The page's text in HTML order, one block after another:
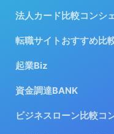
法人カード比較コンシ
転職サイトおすすめ比
起業Biz
資金調達BANK
ビジネスローン比較コ